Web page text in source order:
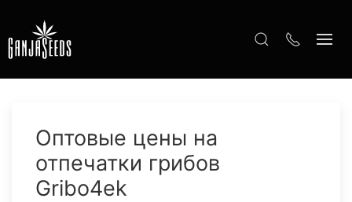
Оптовые цены на
отпечатки грибов
Gribo4ek